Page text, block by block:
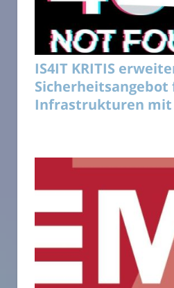
IS4IT KRITIS
Infrastrukturen mit